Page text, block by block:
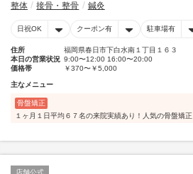
整体 接骨・整骨 鍼灸
日祝OK クーポン有 駐車場有
住所
福岡県春日市下白水南１丁目１６３
本日の営業状況 9:00〜12:00 16:00〜20:00
価格帯
￥370〜￥5,000
主なメニュー
骨盤矯正
１ヶ月１日平均６７名の来院実績あり！人気の骨盤矯正
店舗公式